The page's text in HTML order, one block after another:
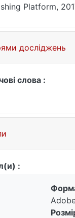
Platform,
досліджень
слова :
: